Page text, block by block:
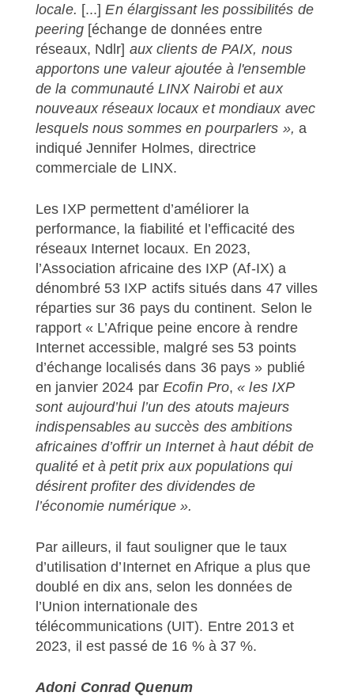
locale. [...]En élargissant les possibilités de
peering [échange de données entre
réseaux, Ndlr] aux clients de PAIX, nous
apportons une valeur ajoutée à l'ensemble
de la communauté LINX Nairobi et aux
nouveaux réseaux locaux et mondiaux avec
lesquels nous sommes en pourparlers », a
indiqué Jennifer Holmes, directrice
commerciale de LINX.
Les IXP permettent d’améliorer la
performance, la fiabilité et l’efficacité des
réseaux Internet locaux. En 2023,
l’Association africaine des IXP (Af-IX) a
dénombré 53 IXP actifs situés dans 47 villes
réparties sur 36 pays du continent. Selon le
rapport « L’Afrique peine encore à rendre
Internet accessible, malgré ses 53 points
d’échange localisés dans 36 pays » publié
en janvier 2024 parEcofin Pro,« les IXP
sont aujourd’hui l’un des atouts majeurs
indispensables au succès des ambitions
africaines d’offrir un Internet à haut débit de
qualité et à petit prix aux populations qui
désirent profiter des dividendes de
l’économie numérique ».
Par ailleurs, il faut souligner que le taux
d’utilisation d’Internet en Afrique a plus que
doublé en dix ans, selon les données de
l’Union internationale des
télécommunications (UIT). Entre 2013 et
2023, il est passé de 16 % à 37 %.
Adoni Conrad Quenum